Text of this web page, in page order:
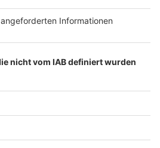
Service zu, um dieses
anzusehen.
Informationen
(official video)